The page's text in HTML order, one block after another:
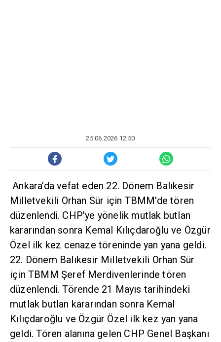
25.06.2026 12:50
Ankara’da vefat eden 22. Dönem Balıkesir
Milletvekili Orhan Sür için TBMM'de tören
düzenlendi. CHP'ye yönelik mutlak butlan
kararından sonra Kemal Kılıçdaroğlu ve Özgür
Özel ilk kez cenaze töreninde yan yana geldi.
22. Dönem Balıkesir Milletvekili Orhan Sür
için TBMM Şeref Merdivenlerinde tören
düzenlendi. Törende 21 Mayıs tarihindeki
mutlak butlan kararından sonra Kemal
Kılıçdaroğlu ve Özgür Özel ilk kez yan yana
geldi. Tören alanına gelen CHP Genel Başkanı